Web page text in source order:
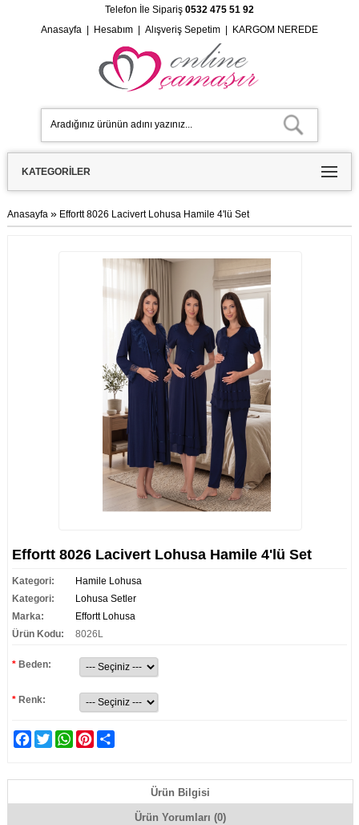
Telefon İle Sipariş 0532 475 51 92
Anasayfa| Hesabım| Alışveriş Sepetim| KARGOM NEREDE
KATEGORILER
Anasayfa » Effortt 8026 Lacivert Lohusa Hamile 4'lü Set
Effortt 8026 Lacivert Lohusa Hamile 4'lü Set
Kategori:
Hamile Lohusa
Kategori:
Lohusa Setler
Marka:
Effortt Lohusa
Ürün Kodu:
8026L
* Beden:
* Renk:
Facebook
TwitterWhatsAppPinterest
Ürün Bilgisi
Ürün Yorumları (0)